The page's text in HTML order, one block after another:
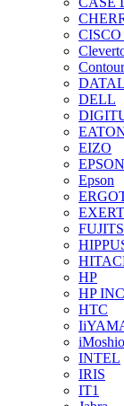
Contour
DELL
EIZO
EPSON
Epson
HP
HP INC
HTC
INTEL
IRIS
IT1